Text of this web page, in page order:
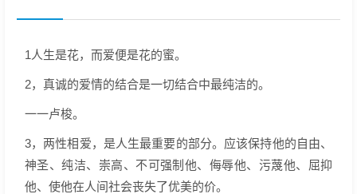
1人生是花，而爱便是花的蜜。
2，真诚的爱情的结合是一切结合中最纯洁的。
一一卢梭。
3，两性相爱，是人生最重要的部分。应该保持他的自由、
神圣、纯洁、崇高、不可强制他、侮辱他、污蔑他、屈抑
他、使他在人间社会丧失了优美的价。